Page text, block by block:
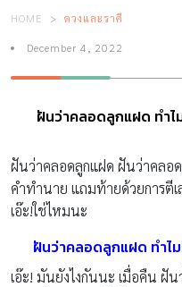
HOME ดวงและราศี
December 4, 2022
ฝันว่าคลอดลูกแฝด ทำ
ฝันว่าคลอดลูกแฝด ฝันว่าคลอ
คำทำนาย แถมท้ายด้วยการตี
เอ๊ะ!ใช่ไหมนะ
ฝันว่าคลอดลูกแฝด ทำไ
เอ๊ะ! มันยังไงกันนะ เมื่อคืน ฝั